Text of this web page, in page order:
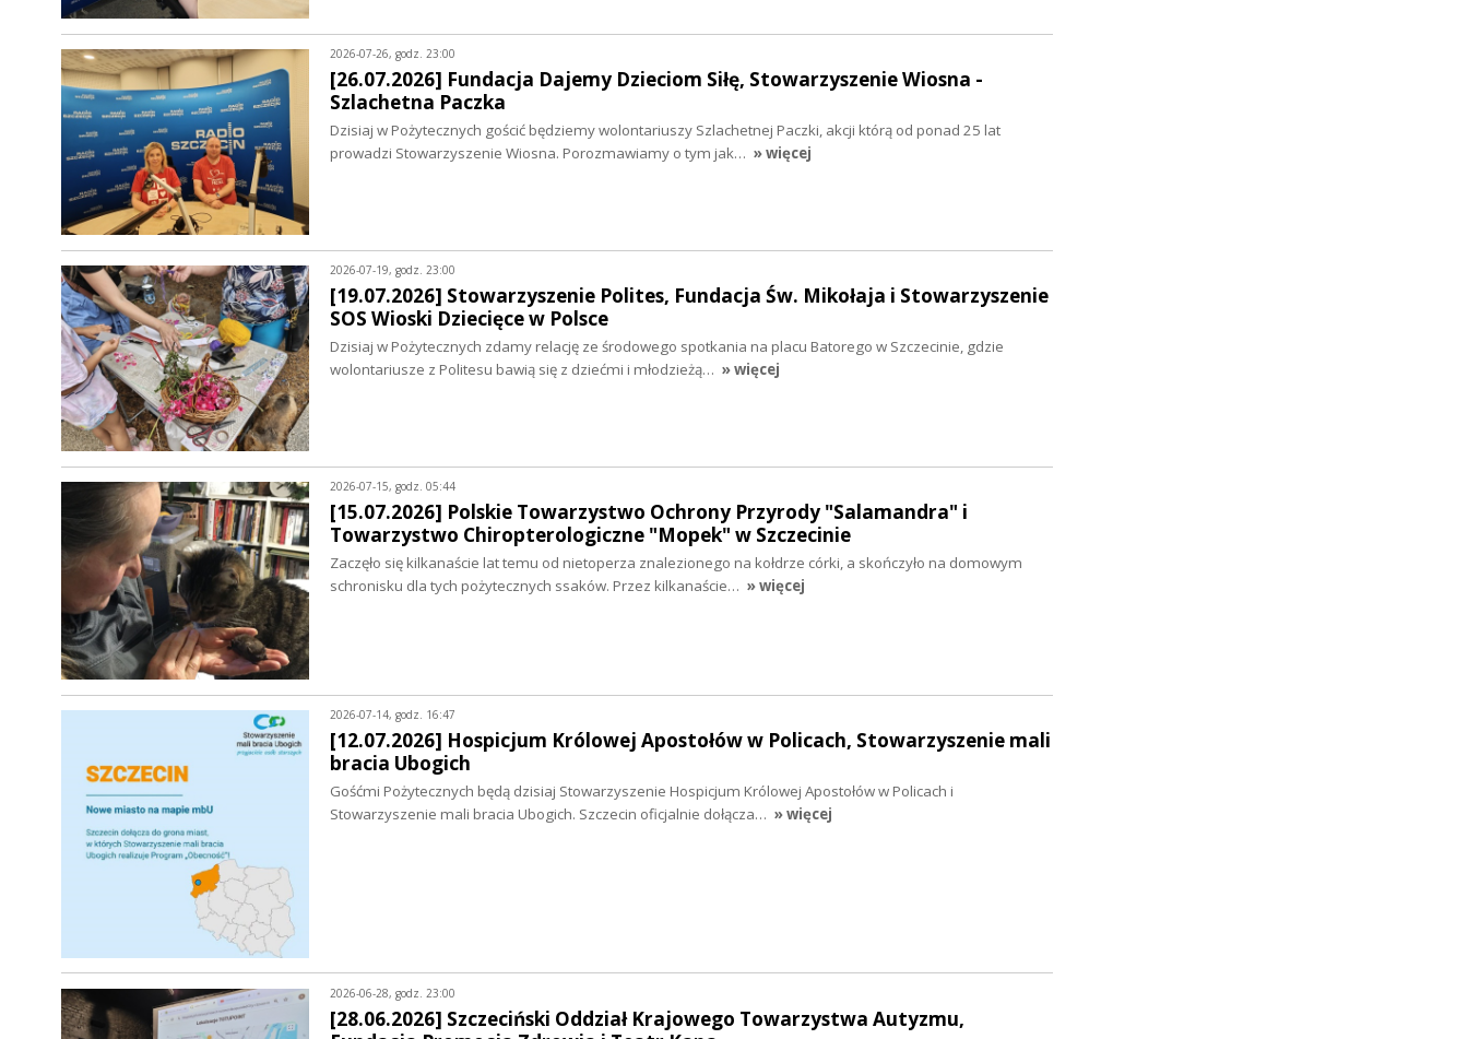
2026-07-26, godz. 23:00
[26.07.2026] Fundacja Dajemy Dzieciom Siłę, Stowarzyszenie Wiosna -
Szlachetna Paczka
Dzisiaj w Pożytecznych gościć będziemy wolontariuszy Szlachetnej Paczki, akcji którą od ponad 25 lat
prowadzi Stowarzyszenie Wiosna. Porozmawiamy o tym jak… » więcej
2026-07-19, godz. 23:00
[19.07.2026] Stowarzyszenie Polites, Fundacja Św. Mikołaja i Stowarzyszenie
SOS Wioski Dziecięce w Polsce
Dzisiaj w Pożytecznych zdamy relację ze środowego spotkania na placu Batorego w Szczecinie, gdzie
wolontariusze z Politesu bawią się z dziećmi i młodzieżą… » więcej
2026-07-15, godz. 05:44
[15.07.2026] Polskie Towarzystwo Ochrony Przyrody "Salamandra" i
Towarzystwo Chiropterologiczne "Mopek" w Szczecinie
Zaczęło się kilkanaście lat temu od nietoperza znalezionego na kołdrze córki, a skończyło na domowym
schronisku dla tych pożytecznych ssaków. Przez kilkanaście… » więcej
2026-07-14, godz. 16:47
[12.07.2026] Hospicjum Królowej Apostołów w Policach, Stowarzyszenie mali
bracia Ubogich
Gośćmi Pożytecznych będą dzisiaj Stowarzyszenie Hospicjum Królowej Apostołów w Policach i
Stowarzyszenie mali bracia Ubogich. Szczecin oficjalnie dołącza… » więcej
2026-06-28, godz. 23:00
[28.06.2026] Szczeciński Oddział Krajowego Towarzystwa Autyzmu,